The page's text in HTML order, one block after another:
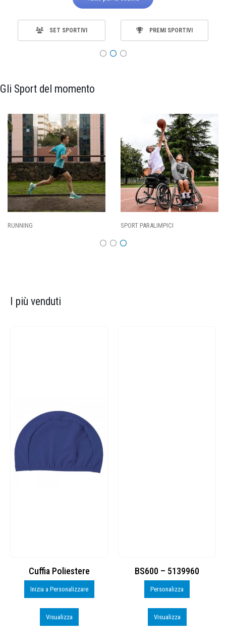
SET SPORTIVI PREMI SPORTIVI
Gli Sport del momento
SPORT PARALIMPICI
I più venduti
Cuffia Poliestere
Inizia a Personalizzare
Visualizza
BS600 – 5139960
Personalizza
Visualizza